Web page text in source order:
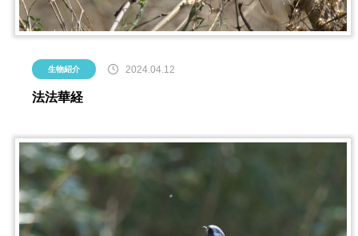
生物紹介 2024.04.12
法法華経